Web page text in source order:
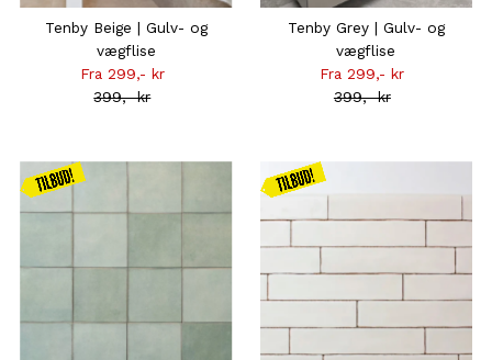
Tenby Beige | Gulv- og
vægflise
Tilbudsprisen
Fra 299,- kr
Normal
399,- kr
Tenby Grey | Gulv- og
vægflise
Tilbudsprisen
Fra 299,- kr
Normal
399,- kr
Kampagnen
frem til d.
Kampagnen
gælder
frem til d.